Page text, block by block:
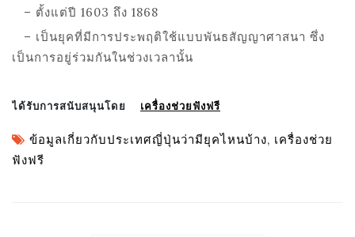
– ตั้งแต่ปี 1603 ถึง 1868
– เป็นยุคที่มีการประพฤติใช้แบบพันธสัญญาศาสนา ซึ่ง
เป็นการอยู่ร่วมกันในช่วงเวลานั้น
ได้รับการสนับสนุนโดย เครื่องช่วยฟังฟรี
ข้อมูลเกี่ยวกับประเทศญี่ปุ่นว่ามียุคไหนบ้าง, เครื่องช่วย
ฟังฟรี